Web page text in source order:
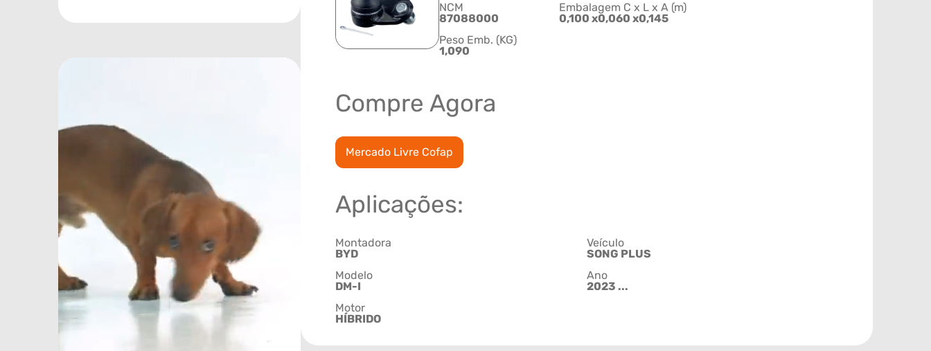
NCM
87088000
Embalagem C x L x A (m)
0,100 x0,060 x0,145
Peso Emb. (KG)
1,090
Compre Agora
Mercado Livre Cofap
Aplicações:
Montadora
BYD
Veículo
SONG PLUS
Modelo
DM-I
Ano
2023 ...
Motor
HÍBRIDO